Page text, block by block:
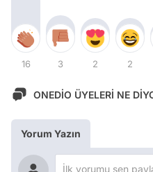
16 3 2 2
ONEDİO ÜYELERİ NE
Yorum Yazın